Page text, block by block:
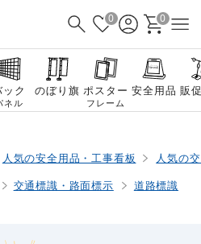
0 0
ック
ネル
のぼり旗 ポスター
フレーム
安全用品 販
人気の安全用品・工事看板
人気の
交通標識・路面標示 道路標識